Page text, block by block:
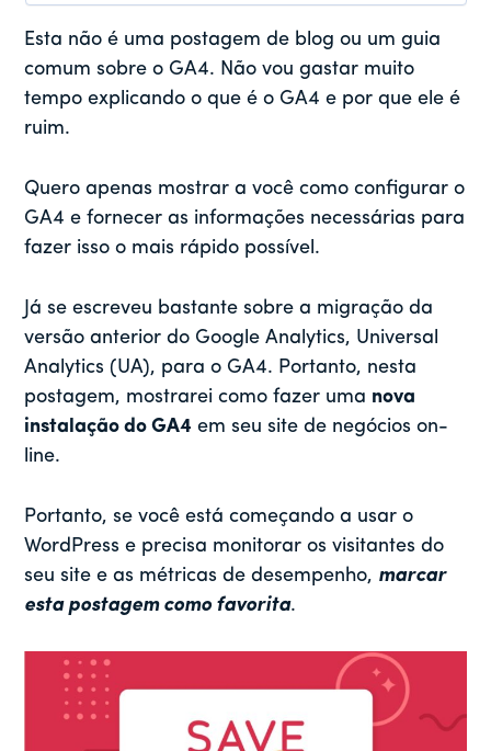
Esta não é uma postagem de blog ou um guia
comum sobre o GA4. Não vou gastar muito
tempo explicando o que é o GA4 e por que ele é
ruim.
Quero apenas mostrar a você como configurar o
GA4 e fornecer as informações necessárias para
fazer isso o mais rápido possível.
Já se escreveu bastante sobre a migração da
versão anterior do Google Analytics, Universal
Analytics (UA), para o GA4. Portanto, nesta
postagem, mostrarei como fazer uma nova
instalação do GA4 em seu site de negócios on-
line.
Portanto, se você está começando a usar o
WordPress e precisa monitorar os visitantes do
seu site e as métricas de desempenho, marcar
esta postagem como favorita.